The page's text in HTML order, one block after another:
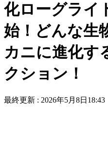
化ローグライ
始！どんな生
カニに進化す
クション！
最終更新 : 2026年5月8日18:43